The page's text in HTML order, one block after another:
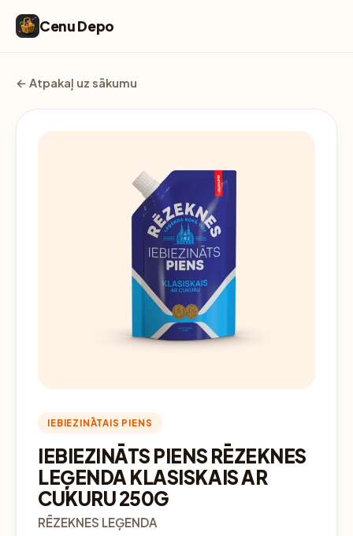
Cenu Depo
← Atpakaļ uz sākumu
IEBIEZINĀTAIS PIENS
IEBIEZINĀTS PIENS RĒZEKNES
LEĢENDA KLASISKAIS AR
CUKURU 250G
RĒZEKNES LEĢENDA